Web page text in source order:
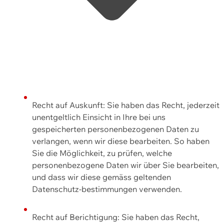
Recht auf Auskunft: Sie haben das Recht, jederzeit
unentgeltlich Einsicht in Ihre bei uns
gespeicherten personenbezogenen Daten zu
verlangen, wenn wir diese bearbeiten. So haben
Sie die Möglichkeit, zu prüfen, welche
personenbezogene Daten wir über Sie bearbeiten,
und dass wir diese gemäss geltenden
Datenschutz-bestimmungen verwenden.
Recht auf Berichtigung: Sie haben das Recht,